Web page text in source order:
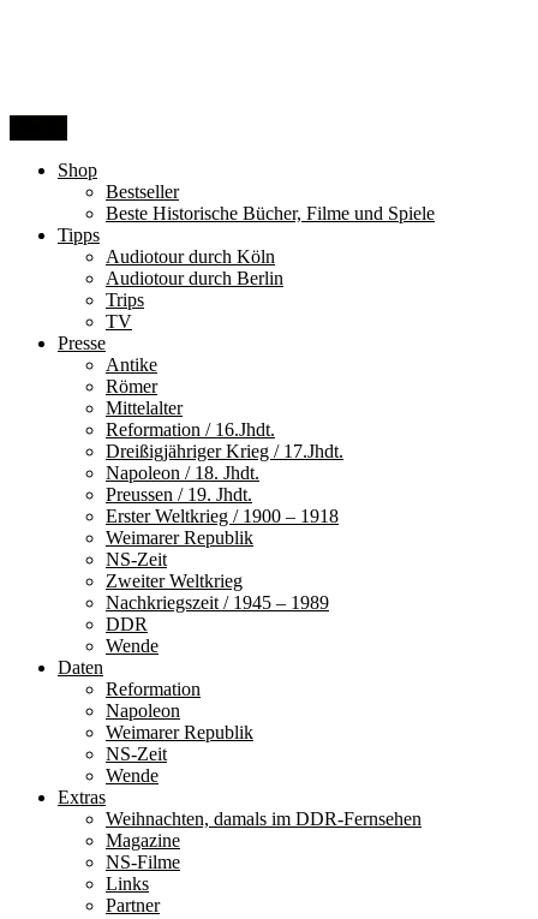
Shop
Bestseller
Beste Historische Bücher, Filme und Spiele
Tipps
Audiotour durch Köln
Audiotour durch Berlin
Trips
TV
Presse
Antike
Römer
Mittelalter
Reformation / 16.Jhdt.
Dreißigjähriger Krieg / 17.Jhdt.
Napoleon / 18. Jhdt.
Preussen / 19. Jhdt.
Erster Weltkrieg / 1900 – 1918
Weimarer Republik
NS-Zeit
Zweiter Weltkrieg
Nachkriegszeit / 1945 – 1989
DDR
Wende
Daten
Reformation
Napoleon
Weimarer Republik
NS-Zeit
Wende
Extras
Weihnachten, damals im DDR-Fernsehen
Magazine
NS-Filme
Links
Partner